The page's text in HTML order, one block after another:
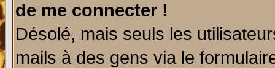
de me connecter !
Désolé, mais seuls les
mails à des gens via le